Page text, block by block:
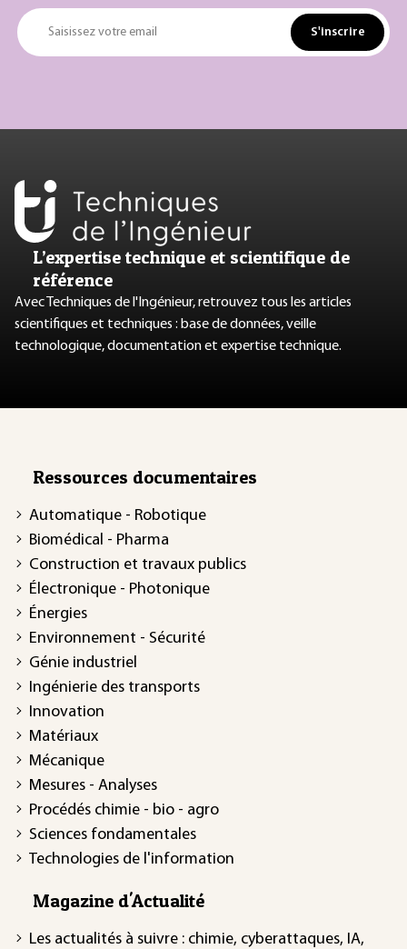
Saisissez votre email S'inscrire
L’expertise technique et scientifique de
référence
Avec Techniques de l'Ingénieur, retrouvez tous les articles
scientifiques et techniques : base de données, veille
technologique, documentation et expertise technique.
Ressources documentaires
Automatique - Robotique
Biomédical - Pharma
Construction et travaux publics
Électronique - Photonique
Énergies
Environnement - Sécurité
Génie industriel
Ingénierie des transports
Innovation
Matériaux
Mécanique
Mesures - Analyses
Procédés chimie - bio - agro
Sciences fondamentales
Technologies de l'information
Magazine d'Actualité
Les actualités à suivre : chimie, cyberattaques, IA,